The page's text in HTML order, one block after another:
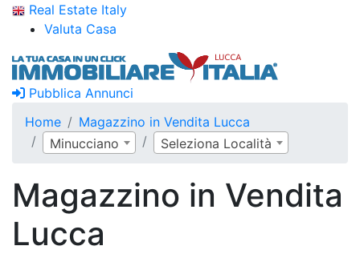
Real Estate Italy
Valuta Casa
Pubblica Annunci
Home
Magazzino in Vendita Lucca
Minucciano
Seleziona Località
Magazzino in Vendita
Lucca